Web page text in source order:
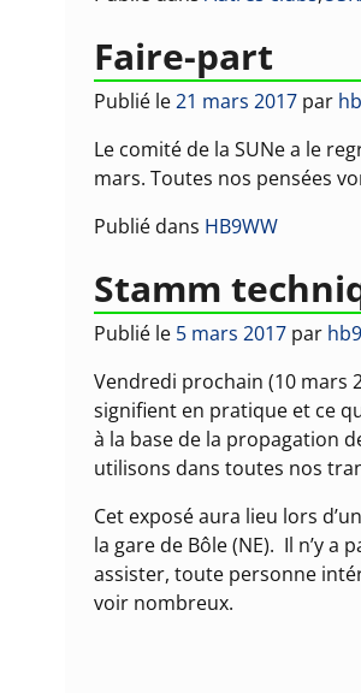
Faire-part
Publié le21 mars 2017 par
Le comité de la SUNe a le
mars. Toutes nos pensées
Publié dans HB9WW
Stamm
Publié le 5 mars 2017 par
Vendredi prochain (10 mars
signifient en pratique et ce
à la base de la propagation
utilisons dans toutes nos
Cet exposé aura lieu lors
la gare de Bôle (NE). Il n’y a
assister, toute personne
voir nombreux.